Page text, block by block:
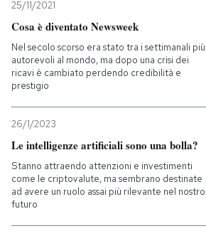
25/11/2021
Cosa è diventato Newsweek
Nel secolo scorso era stato tra i settimanali più
autorevoli al mondo, ma dopo una crisi dei
ricavi è cambiato perdendo credibilità e
prestigio
26/1/2023
Le intelligenze artificiali sono una bolla?
Stanno attraendo attenzioni e investimenti
come le criptovalute, ma sembrano destinate
ad avere un ruolo assai più rilevante nel nostro
futuro